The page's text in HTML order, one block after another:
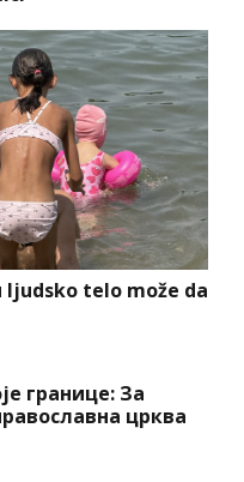
telo može da
границе: За
црква